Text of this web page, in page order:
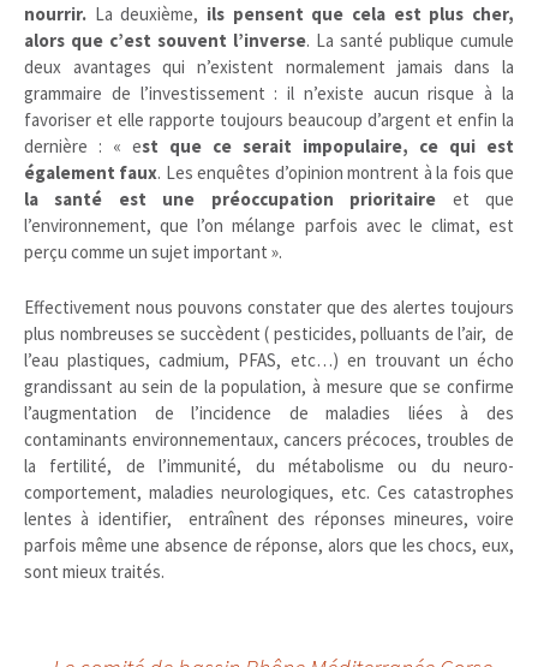
nourrir. La deuxième, ils pensent que cela est plus cher,
alors que c’est souvent l’inverse. La santé publique cumule
deux avantages qui n’existent normalement jamais dans la
grammaire de l’investissement : il n’existe aucun risque à la
favoriser et elle rapporte toujours beaucoup d’argent et enfin la
dernière : « est que ce serait impopulaire, ce qui est
également faux. Les enquêtes d’opinion montrent à la fois que
la santé est une préoccupation prioritaire et que
l’environnement, que l’on mélange parfois avec le climat, est
perçu comme un sujet important ».
Effectivement nous pouvons constater que des alertes toujours
plus nombreuses se succèdent ( pesticides, polluants de l’air, de
l’eau plastiques, cadmium, PFAS, etc…) en trouvant un écho
grandissant au sein de la population, à mesure que se confirme
l’augmentation de l’incidence de maladies liées à des
contaminants environnementaux, cancers précoces, troubles de
la fertilité, de l’immunité, du métabolisme ou du neuro-
comportement, maladies neurologiques, etc. Ces catastrophes
lentes à identifier, entraînent des réponses mineures, voire
parfois même une absence de réponse, alors que les chocs, eux,
sont mieux traités.